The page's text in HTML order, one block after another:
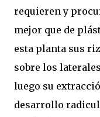
requieren y
mejor que de
esta planta sus
sobre los
luego su
desarrollo